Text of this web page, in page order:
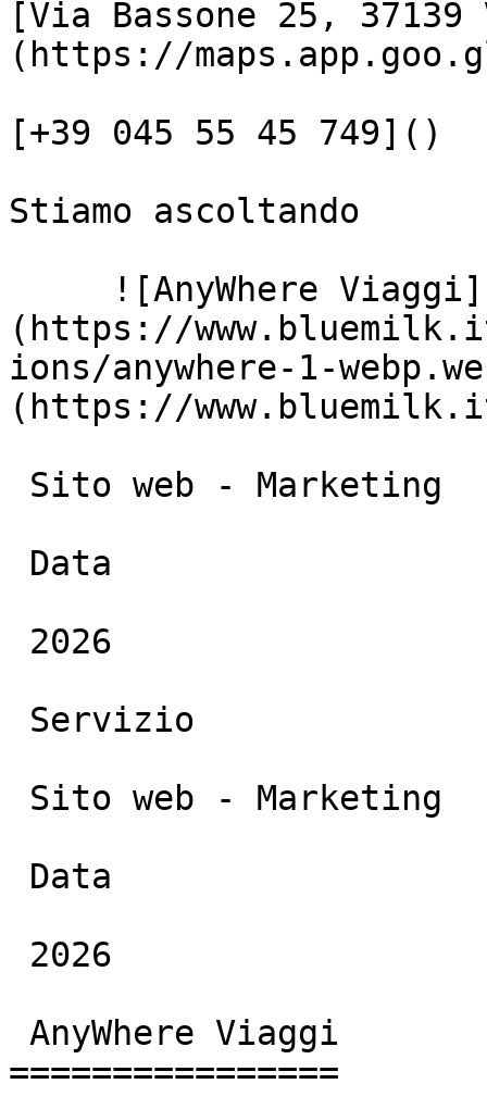
[Via Bassone 25, 37139
(https://
[+39 045 55 45 749]()
Stiamo ascoltando
(https://
ions/anywhere-1-
(https://
================